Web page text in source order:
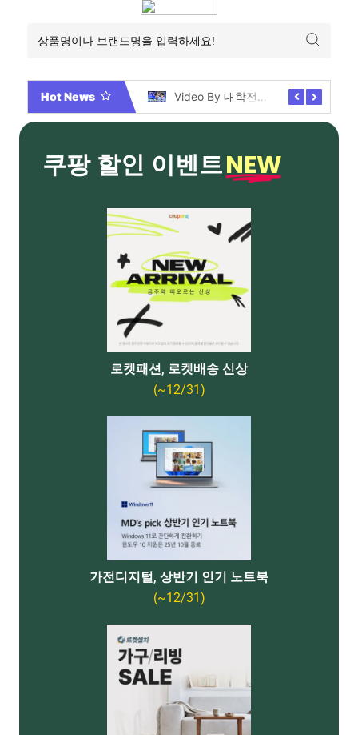
Hot News Video By 대학전쟁 시즌 3 전편 공개 완료!
쿠팡 할인 이벤트NEW
로켓패션, 로켓배송 신상
(~12/31)
가전디지털, 상반기 인기 노트북
(~12/31)